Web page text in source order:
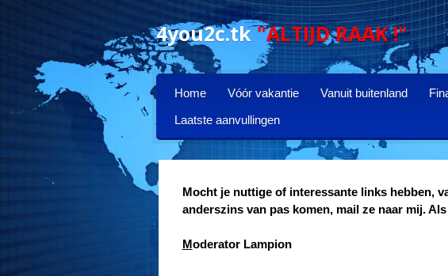
hoofdinhoud
4you2c.tk"ALTIJD RAAK !"
Home Vóór vakantie Vanuit buitenland
Laatste aanvullingen
Mocht je nuttige of interessante links hebben,
anderszins van pas komen, mail ze naar mij.
ModeratorLampion